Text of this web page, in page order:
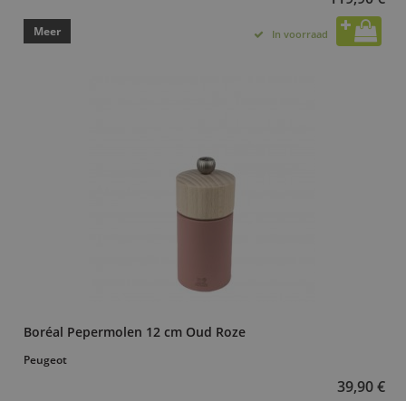
Meer In voorraad
Boréal Pepermolen 12 cm Oud Roze
Peugeot
39,90 €